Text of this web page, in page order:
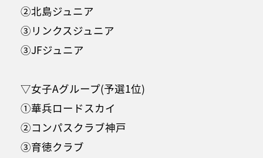
②北島ジュニア
③リンクスジュニア
③JFジュニア
▽女子Aグループ(予選1位)
①華兵ロードスカイ
②コンパスクラブ神戸
③育徳クラブ